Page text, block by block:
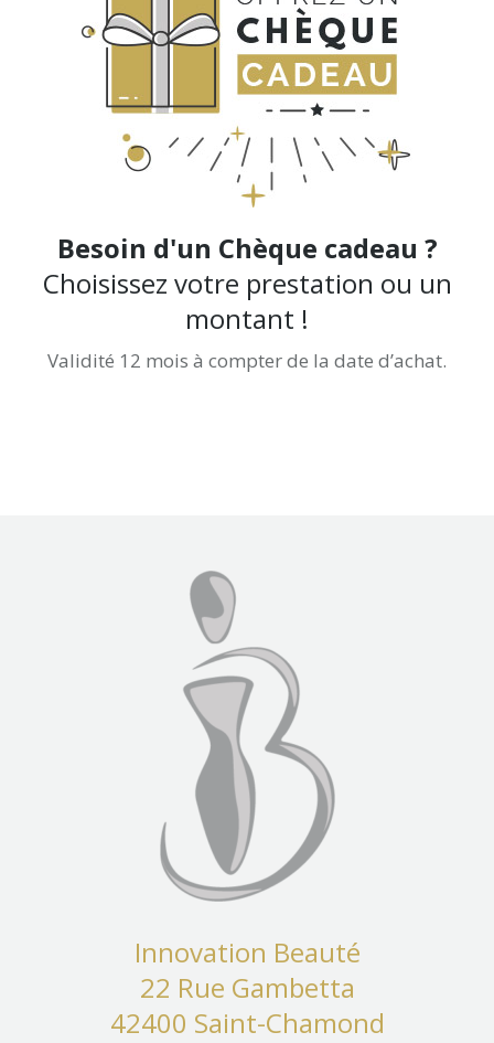
Besoin d'un Chèque cadeau ?
Choisissez votre prestation ou un
montant !
Validité 12 mois à compter de la date d’achat.
Innovation Beauté
22 Rue Gambetta
42400 Saint-Chamond